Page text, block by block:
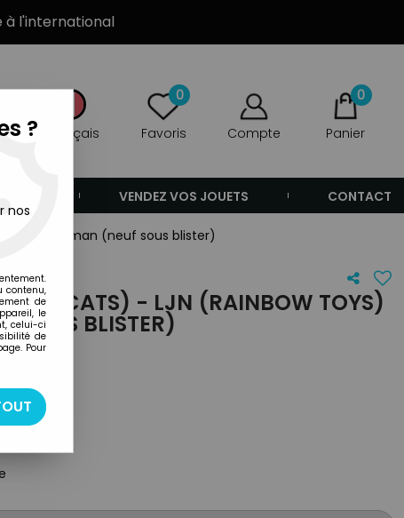
à l'international
Français
0
Favoris Compte
0
Panier
VENDEZ VOS JOUETS CONTACT
- Hachiman (neuf sous blister)
- LJN (RAINBOW TOYS)
SOUS BLISTER)
?
nos
contenu,
de
le
celui-ci
de
Pour